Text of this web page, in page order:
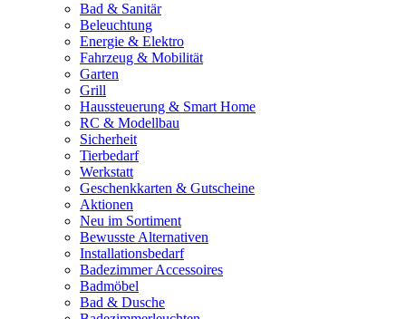
Bad & Sanitär
Beleuchtung
Energie & Elektro
Fahrzeug & Mobilität
Garten
Grill
Haussteuerung & Smart Home
RC & Modellbau
Sicherheit
Tierbedarf
Werkstatt
Geschenkkarten & Gutscheine
Aktionen
Neu im Sortiment
Bewusste Alternativen
Installationsbedarf
Badezimmer Accessoires
Badmöbel
Bad & Dusche